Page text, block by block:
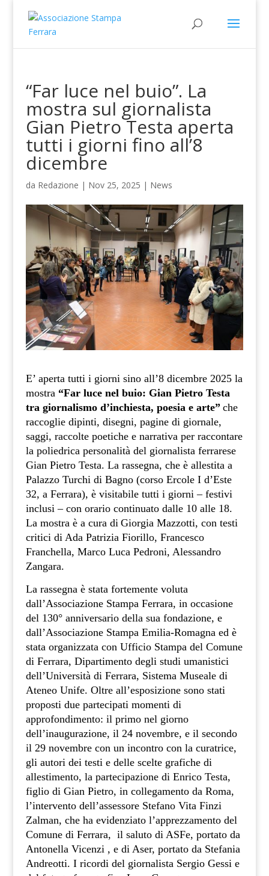
“Far luce nel buio”. La
mostra sul giornalista
Gian Pietro Testa aperta
tutti i giorni fino all’8
dicembre
da Redazione | Nov 25, 2025 | News
E’ aperta tutti i giorni sino all’8 dicembre 2025 la
mostra “Far luce nel buio: Gian Pietro Testa
tra giornalismo d’inchiesta, poesia e arte” che
raccoglie dipinti, disegni, pagine di giornale,
saggi, raccolte poetiche e narrativa per raccontare
la poliedrica personalità del giornalista ferrarese
Gian Pietro Testa. La rassegna, che è allestita a
Palazzo Turchi di Bagno (corso Ercole I d’Este
32, a Ferrara), è visitabile tutti i giorni – festivi
inclusi – con orario continuato dalle 10 alle 18.
La mostra è a cura di Giorgia Mazzotti, con testi
critici di Ada Patrizia Fiorillo, Francesco
Franchella, Marco Luca Pedroni, Alessandro
Zangara.
La rassegna è stata fortemente voluta
dall’Associazione Stampa Ferrara, in occasione
del 130° anniversario della sua fondazione, e
dall’Associazione Stampa Emilia-Romagna ed è
stata organizzata con Ufficio Stampa del Comune
di Ferrara, Dipartimento degli studi umanistici
dell’Università di Ferrara, Sistema Museale di
Ateneo Unife. Oltre all’esposizione sono stati
proposti due partecipati momenti di
approfondimento: il primo nel giorno
dell’inaugurazione, il 24 novembre, e il secondo
il 29 novembre con un incontro con la curatrice,
gli autori dei testi e delle scelte grafiche di
allestimento, la partecipazione di Enrico Testa,
figlio di Gian Pietro, in collegamento da Roma,
l’intervento dell’assessore Stefano Vita Finzi
Zalman, che ha evidenziato l’apprezzamento del
Comune di Ferrara, il saluto di ASFe, portato da
Antonella Vicenzi , e di Aser, portato da Stefania
Andreotti. I ricordi del giornalista Sergio Gessi e